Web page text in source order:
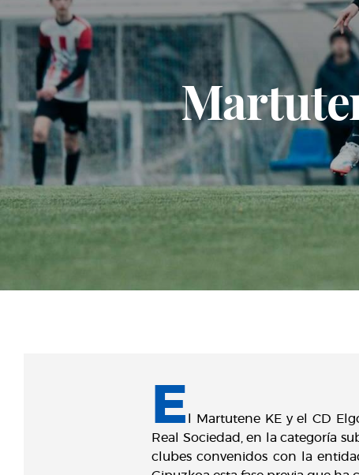
E
l Martutene KE y el CD
Real Sociedad, en la categoría
clubes convenidos con la